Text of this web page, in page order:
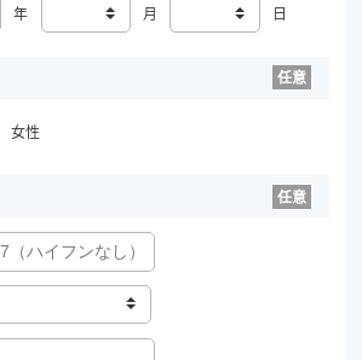
年 月 日
女性